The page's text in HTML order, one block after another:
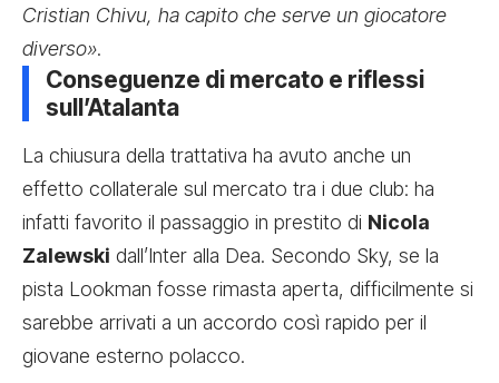
Cristian Chivu, ha capito che serve un giocatore
diverso».
Conseguenze di mercato e riflessi
sull’Atalanta
La chiusura della trattativa ha avuto anche un
effetto collaterale sul mercato tra i due club: ha
infatti favorito il passaggio in prestito di Nicola
Zalewski dall’Inter alla Dea. Secondo Sky, se la
pista Lookman fosse rimasta aperta, difficilmente si
sarebbe arrivati a un accordo così rapido per il
giovane esterno polacco.